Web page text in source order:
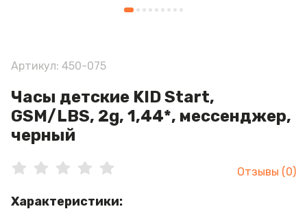
Артикул: 450-075
Часы детские KID Start,
GSM/LBS, 2g, 1,44*, мессенджер,
черный
Отзывы (0)
Характеристики: